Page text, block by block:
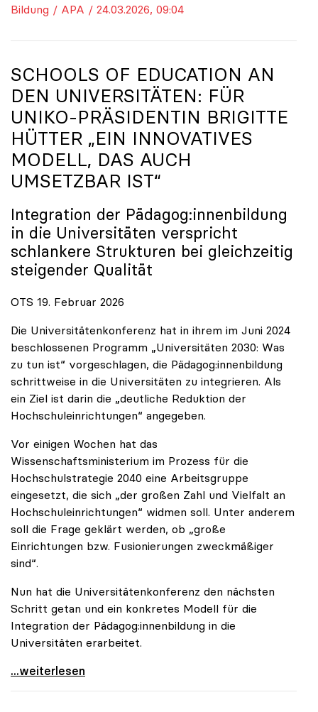
Bildung / APA / 24.03.2026, 09:04
SCHOOLS OF EDUCATION AN
DEN UNIVERSITÄTEN: FÜR
UNIKO-PRÄSIDENTIN BRIGITTE
HÜTTER „EIN INNOVATIVES
MODELL, DAS AUCH
UMSETZBAR IST“
Integration der Pädagog:innenbildung
in die Universitäten verspricht
schlankere Strukturen bei gleichzeitig
steigender Qualität
OTS 19. Februar 2026
Die Universitätenkonferenz hat in ihrem im Juni 2024
beschlossenen Programm „Universitäten 2030: Was
zu tun ist“ vorgeschlagen, die Pädagog:innenbildung
schrittweise in die Universitäten zu integrieren. Als
ein Ziel ist darin die „deutliche Reduktion der
Hochschuleinrichtungen“ angegeben.
Vor einigen Wochen hat das
Wissenschaftsministerium im Prozess für die
Hochschulstrategie 2040 eine Arbeitsgruppe
eingesetzt, die sich „der großen Zahl und Vielfalt an
Hochschuleinrichtungen“ widmen soll. Unter anderem
soll die Frage geklärt werden, ob „große
Einrichtungen bzw. Fusionierungen zweckmäßiger
sind“.
Nun hat die Universitätenkonferenz den nächsten
Schritt getan und ein konkretes Modell für die
Integration der Pädagog:innenbildung in die
Universitäten erarbeitet.
Schools of Education an den Universitäten: Für
...weiterlesen